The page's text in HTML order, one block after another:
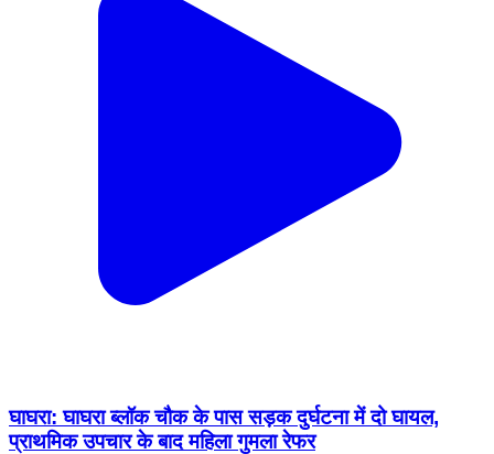
घाघरा: घाघरा ब्लॉक चौक के पास सड़क दुर्घटना में दो घायल,
प्राथमिक उपचार के बाद महिला गुमला रेफर